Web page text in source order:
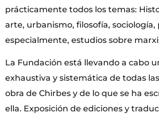
prácticamente todos los temas:
arte, urbanismo, filosofía, sociología,
especialmente, estudios sobre
La Fundación está llevando a cabo
exhaustiva y sistemática de todas
obra de Chirbes y de lo que se ha
ella. Exposición de ediciones y